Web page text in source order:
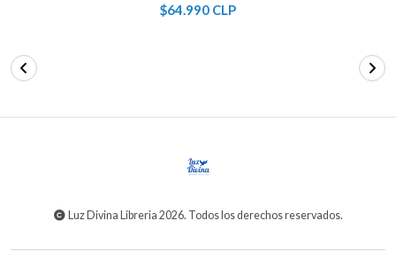
$64.990 CLP
Luz Divina Libreria 2026. Todos los derechos reservados.